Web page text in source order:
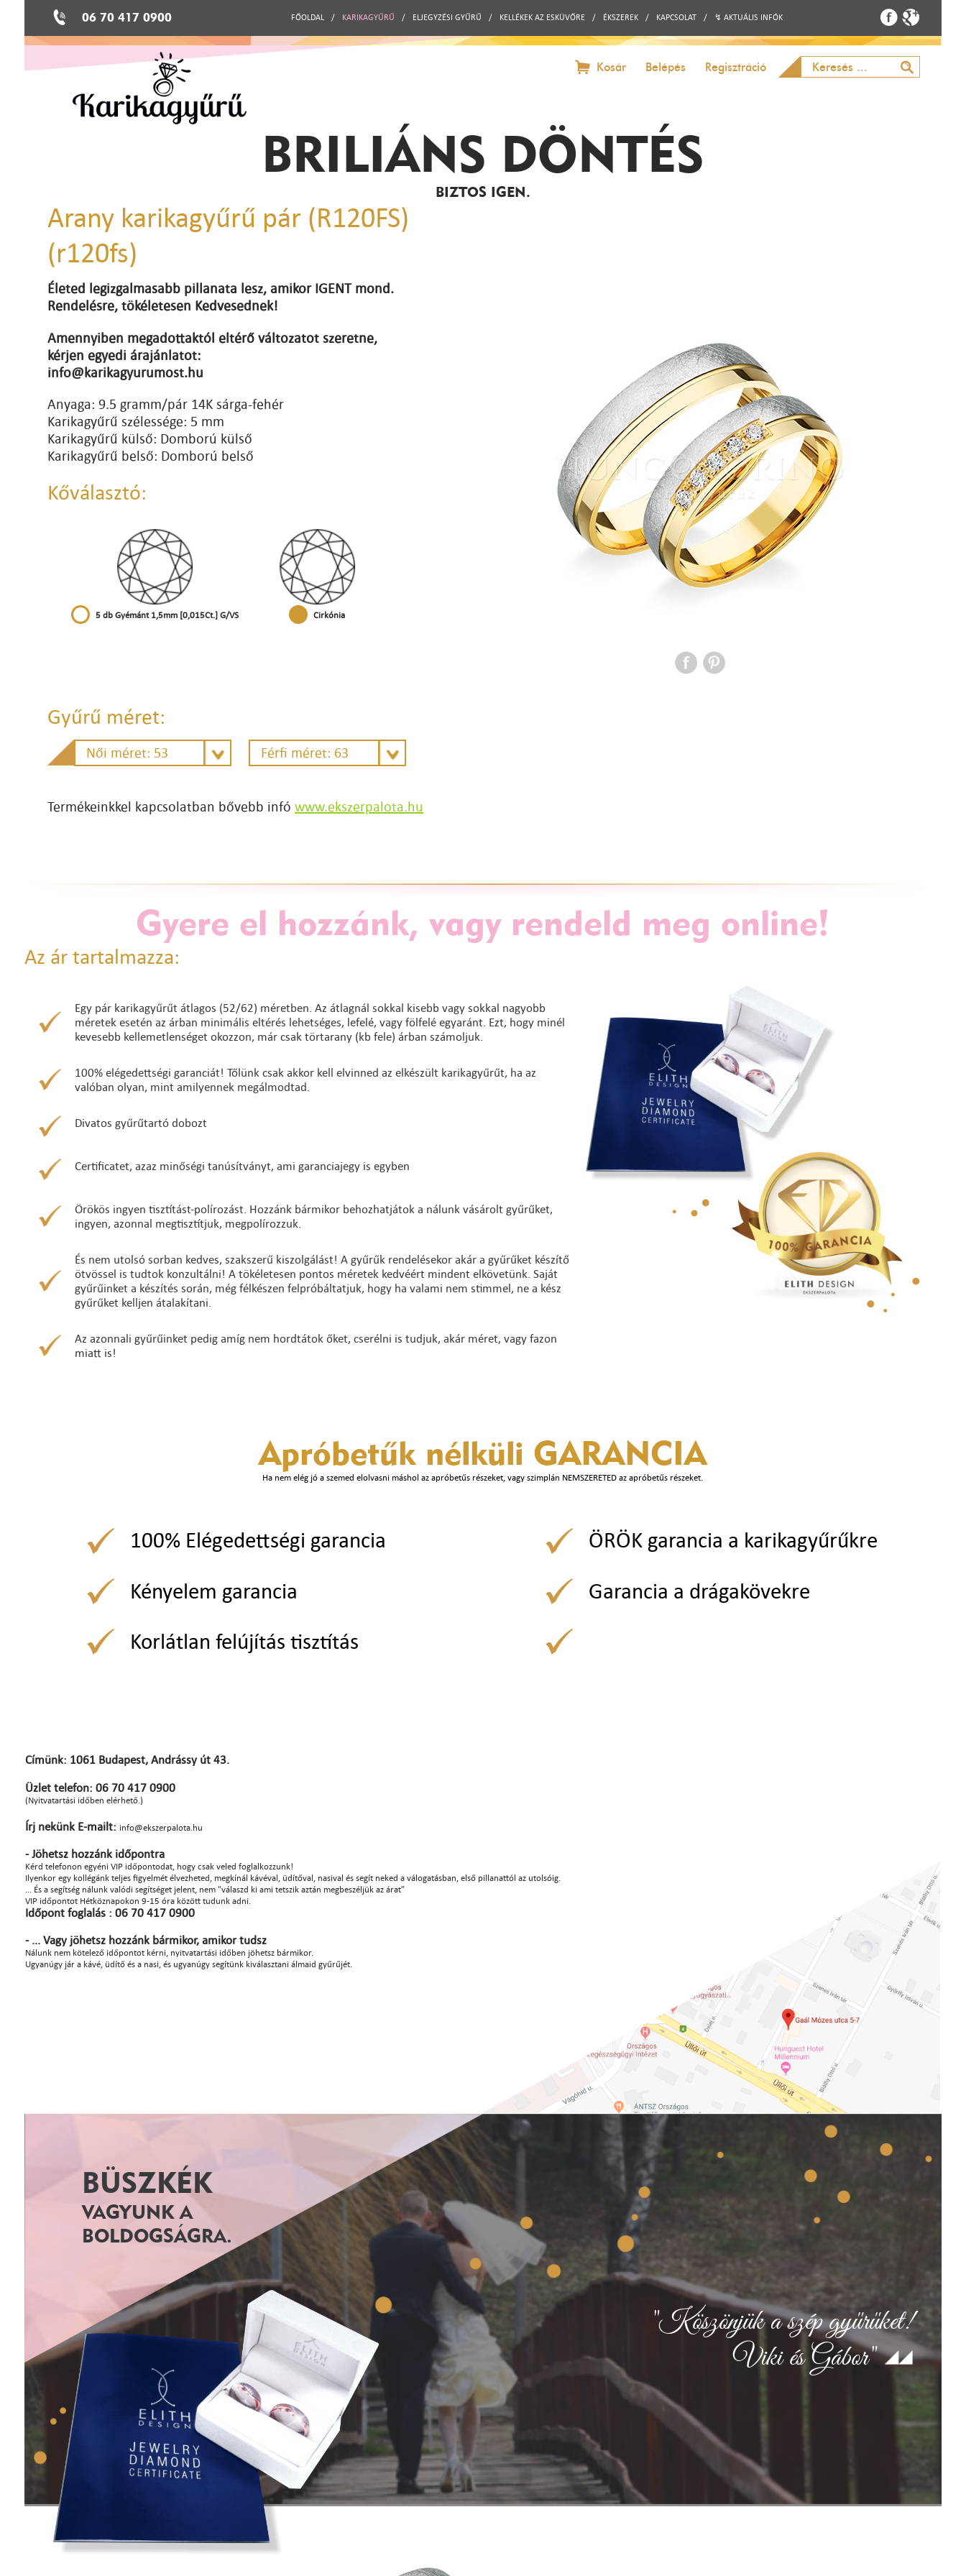
06 70 417 0900 FŐOLDAL / KARIKAGYŰRŰ / ELJEGYZÉSI GYŰRŰ / KELLÉKEK AZ ESKÜVŐRE / ÉKSZEREK / KAPCSOLAT / ↯ AKTUÁLIS INFÓK
Kosár Belépés Regisztráció
BRILIÁNS DÖNTÉS
BIZTOS IGEN.
Arany karikagyűrű pár (R120FS)
(r120fs)
Életed legizgalmasabb pillanata lesz, amikor IGENT mond.
Rendelésre, tökéletesen Kedvesednek!
Amennyiben megadottaktól eltérő változatot szeretne,
kérjen egyedi árajánlatot:
info@karikagyurumost.hu
Anyaga: 9.5 gramm/pár 14K sárga-fehér
Karikagyűrű szélessége: 5 mm
Karikagyűrű külső: Domború külső
Karikagyűrű belső: Domború belső
Kőválasztó:
5 db Gyémánt 1,5mm [0,015Ct.] G/VS Cirkónia
Gyűrű méret:
Női méret: 53 Férfi méret: 63
Termékeinkkel kapcsolatban bővebb infó www.ekszerpalota.hu
Gyere el hozzánk, vagy rendeld meg online!
Az ár tartalmazza:
Egy pár karikagyűrűt átlagos (52/62) méretben. Az átlagnál sokkal kisebb vagy sokkal nagyobb
méretek esetén az árban minimális eltérés lehetséges, lefelé, vagy fölfelé egyaránt. Ezt, hogy minél
kevesebb kellemetlenséget okozzon, már csak törtarany (kb fele) árban számoljuk.
100% elégedettségi garanciát! Tőlünk csak akkor kell elvinned az elkészült karikagyűrűt, ha az
valóban olyan, mint amilyennek megálmodtad.
Divatos gyűrűtartó dobozt
Certificatet, azaz minőségi tanúsítványt, ami garanciajegy is egyben
Örökös ingyen tisztítást-polírozást. Hozzánk bármikor behozhatjátok a nálunk vásárolt gyűrűket,
ingyen, azonnal megtisztítjuk, megpolírozzuk.
És nem utolsó sorban kedves, szakszerű kiszolgálást! A gyűrűk rendelésekor akár a gyűrűket készítő
ötvössel is tudtok konzultálni! A tökéletesen pontos méretek kedvéért mindent elkövetünk. Saját
gyűrűinket a készítés során, még félkészen felpróbáltatjuk, hogy ha valami nem stimmel, ne a kész
gyűrűket kelljen átalakítani.
Az azonnali gyűrűinket pedig amíg nem hordtátok őket, cserélni is tudjuk, akár méret, vagy fazon
miatt is!
Apróbetűk nélküli GARANCIA
Ha nem elég jó a szemed elolvasni máshol az apróbetűs részeket, vagy szimplán NEMSZERETED az apróbetűs részeket.
100% Elégedettségi garancia
Kényelem garancia
Korlátlan felújítás tisztítás
ÖRÖK garancia a karikagyűrűkre
Garancia a drágakövekre
Címünk: 1061 Budapest, Andrássy út 43.
Üzlet telefon: 06 70 417 0900
(Nyitvatartási időben elérhető.)
Írj nekünk E-mailt: info@ekszerpalota.hu
- Jöhetsz hozzánk időpontra
Kérd telefonon egyéni VIP időpontodat, hogy csak veled foglalkozzunk!
Ilyenkor egy kollégánk teljes figyelmét élvezheted, megkínál kávéval, üdítőval, nasival és segít neked a válogatásban, első pillanattól az utolsóig.
... És a segítség nálunk valódi segítséget jelent, nem "válaszd ki ami tetszik aztán megbeszéljük az árat"
VIP időpontot Hétköznapokon 9-15 óra között tudunk adni.
Időpont foglalás : 06 70 417 0900
- ... Vagy jöhetsz hozzánk bármikor, amikor tudsz
Nálunk nem kötelező időpontot kérni, nyitvatartási időben jöhetsz bármikor.
Ugyanúgy jár a kávé, üdítő és a nasi, és ugyanúgy segítünk kiválasztani álmaid gyűrűjét.
BÜSZKÉK
VAGYUNK A
BOLDOGSÁGRA.
"Köszönjük a szép gyűrűket!
Viki és Gábor"